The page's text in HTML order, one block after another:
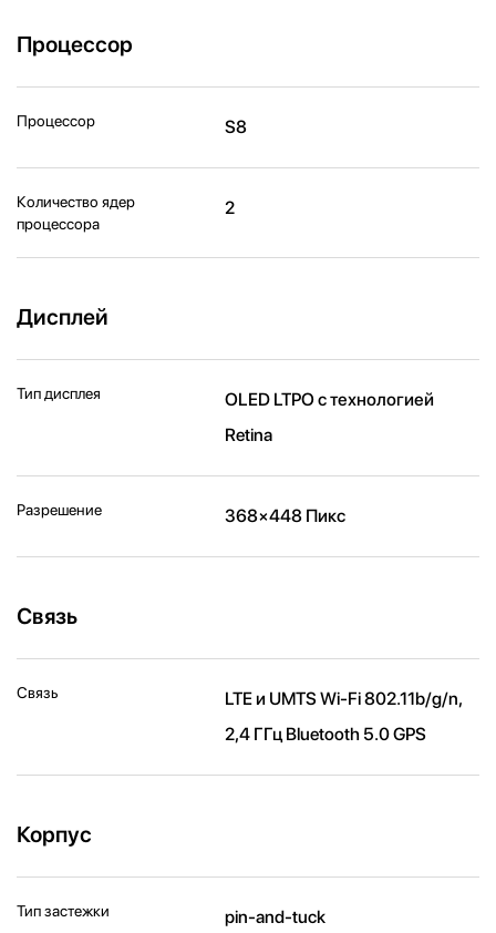
Процессор
Процессор S8
Количество ядер
процессора
2
Дисплей
Тип дисплея
OLED LTPO с технологией
Retina
Разрешение 368×448 Пикс
Связь
Связь
LTE и UMTS Wi-Fi 802.11b/g/n,
2,4 ГГц Bluetooth 5.0 GPS
Корпус
Тип застежки pin-and-tuck